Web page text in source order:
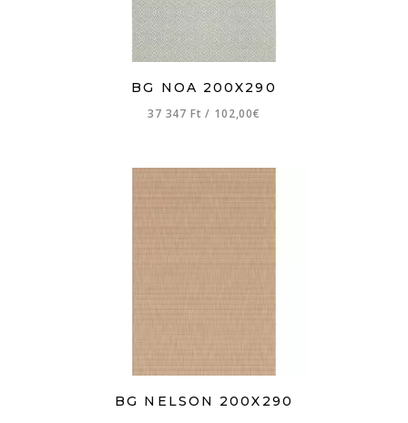
BG NOA 200X290
37 347 Ft/ 102,00€
BG NELSON 200X290